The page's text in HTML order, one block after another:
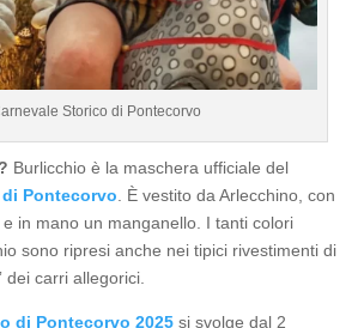
Storico di Pontecorvo
Burlicchio è la maschera ufficiale del
Pontecorvo . È vestito da Arlecchino, con
in mano un manganello. I tanti colori
sono ripresi anche nei tipici rivestimenti di
dei carri allegorici.
di Pontecorvo 2025 si svolge dal 2